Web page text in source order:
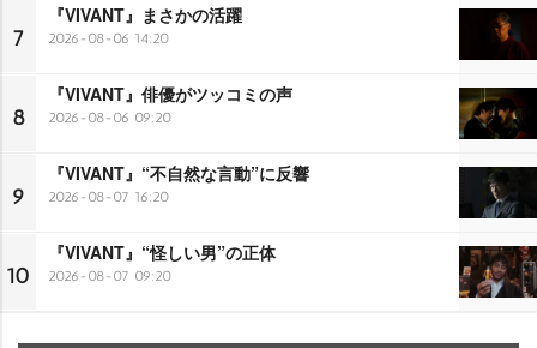
7
『VIVANT』まさかの活躍
2026-08-06 14:20
8
『VIVANT』俳優がツッコミの声
2026-08-06 09:20
9
『VIVANT』“不自然な言動”に反響
2026-08-07 16:20
10
『VIVANT』“怪しい男”の正体
2026-08-07 09:20